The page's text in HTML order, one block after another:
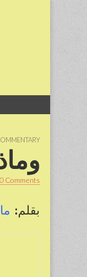
menu
0 Comments
بقلم: